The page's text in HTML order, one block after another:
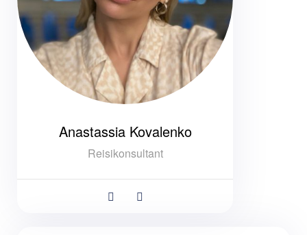
Anastassia Kovalenko
Reisikonsultant